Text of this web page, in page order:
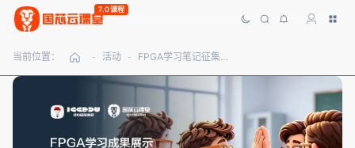
7.0课程
当前位置： - 活动 - FPGA学习笔记征集通知